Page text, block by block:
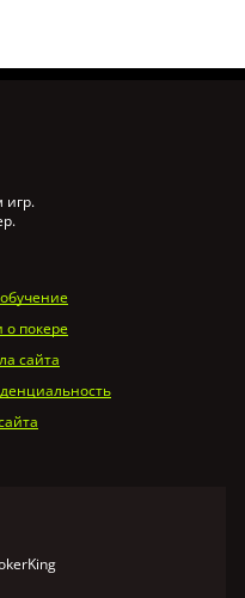
игр.
о покере
сайта